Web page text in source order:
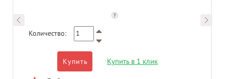
?
Количество:
Купить Купить в 1 клик